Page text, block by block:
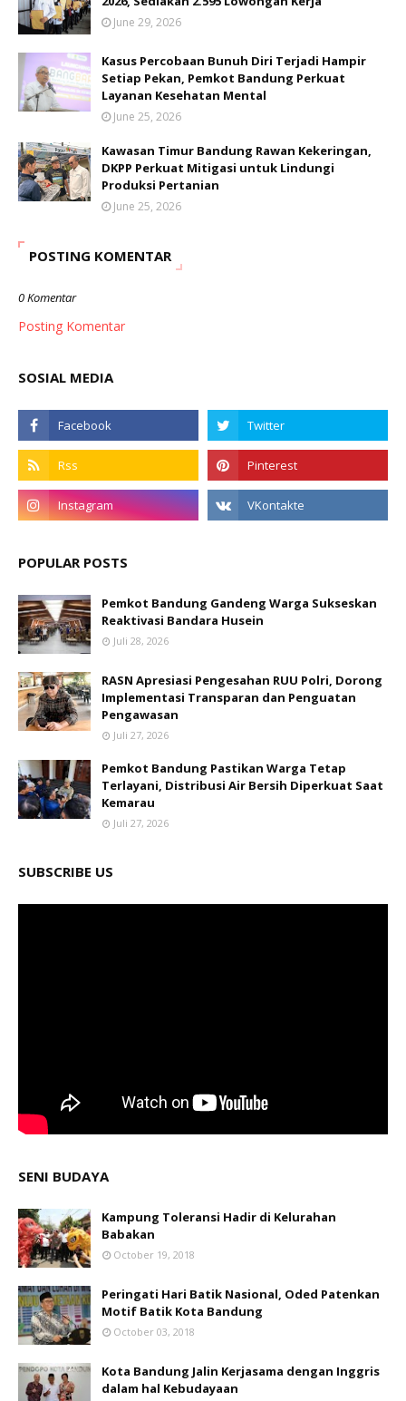
June 29, 2026
Kasus Percobaan Bunuh Diri Terjadi Hampir
Setiap Pekan, Pemkot Bandung Perkuat
Layanan Kesehatan Mental
June 25, 2026
Kawasan Timur Bandung Rawan Kekeringan,
DKPP Perkuat Mitigasi untuk Lindungi
Produksi Pertanian
June 25, 2026
POSTING KOMENTAR
0 Komentar
Posting Komentar
SOSIAL MEDIA
POPULAR POSTS
Pemkot Bandung Gandeng Warga Sukseskan
Reaktivasi Bandara Husein
Juli 28, 2026
RASN Apresiasi Pengesahan RUU Polri, Dorong
Implementasi Transparan dan Penguatan
Pengawasan
Juli 27, 2026
Pemkot Bandung Pastikan Warga Tetap
Terlayani, Distribusi Air Bersih Diperkuat Saat
Kemarau
Juli 27, 2026
SUBSCRIBE US
SENI BUDAYA
Kampung Toleransi Hadir di Kelurahan
Babakan
October 19, 2018
Peringati Hari Batik Nasional, Oded Patenkan
Motif Batik Kota Bandung
October 03, 2018
Kota Bandung Jalin Kerjasama dengan Inggris
dalam hal Kebudayaan